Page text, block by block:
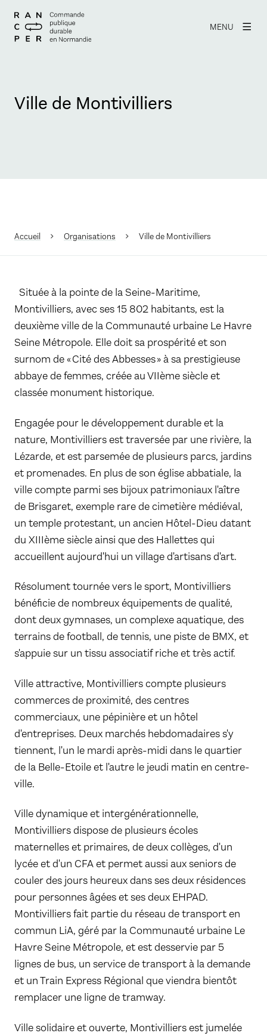
MENU
Ville de Montivilliers
Accueil Organisations Ville de Montivilliers
Située à la pointe de la Seine-Maritime,
Montivilliers, avec ses 15 802 habitants, est la
deuxième ville de la Communauté urbaine Le Havre
Seine Métropole. Elle doit sa prospérité et son
surnom de « Cité des Abbesses » à sa prestigieuse
abbaye de femmes, créée au VIIème siècle et
classée monument historique.
Engagée pour le développement durable et la
nature, Montivilliers est traversée par une rivière, la
Lézarde, et est parsemée de plusieurs parcs, jardins
et promenades. En plus de son église abbatiale, la
ville compte parmi ses bijoux patrimoniaux l'aître
de Brisgaret, exemple rare de cimetière médiéval,
un temple protestant, un ancien Hôtel-Dieu datant
du XIIIème siècle ainsi que des Hallettes qui
accueillent aujourd'hui un village d'artisans d'art.
Résolument tournée vers le sport, Montivilliers
bénéficie de nombreux équipements de qualité,
dont deux gymnases, un complexe aquatique, des
terrains de football, de tennis, une piste de BMX, et
s'appuie sur un tissu associatif riche et très actif.
Ville attractive, Montivilliers compte plusieurs
commerces de proximité, des centres
commerciaux, une pépinière et un hôtel
d'entreprises. Deux marchés hebdomadaires s'y
tiennent, l'un le mardi après-midi dans le quartier
de la Belle-Etoile et l'autre le jeudi matin en centre-
ville.
Ville dynamique et intergénérationnelle,
Montivilliers dispose de plusieurs écoles
maternelles et primaires, de deux collèges, d'un
lycée et d'un CFA et permet aussi aux seniors de
couler des jours heureux dans ses deux résidences
pour personnes âgées et ses deux EHPAD.
Montivilliers fait partie du réseau de transport en
commun LiA, géré par la Communauté urbaine Le
Havre Seine Métropole, et est desservie par 5
lignes de bus, un service de transport à la demande
et un Train Express Régional que viendra bientôt
remplacer une ligne de tramway.
Ville solidaire et ouverte, Montivilliers est jumelée